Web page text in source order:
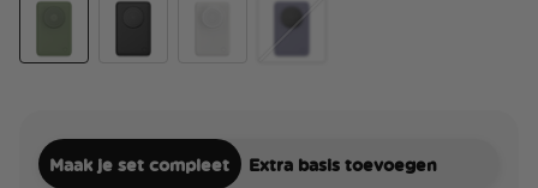
Maak je set compleet Extra basis toevoegen